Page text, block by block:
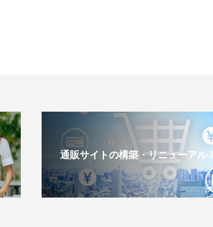
通販サイトの構築・リニューアル！